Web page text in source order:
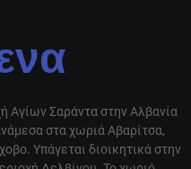
Αγίων Σαράντα στην Αλβανία
στα χωριά Αβαρίτσα,
Υπάγεται διοικητικά στην